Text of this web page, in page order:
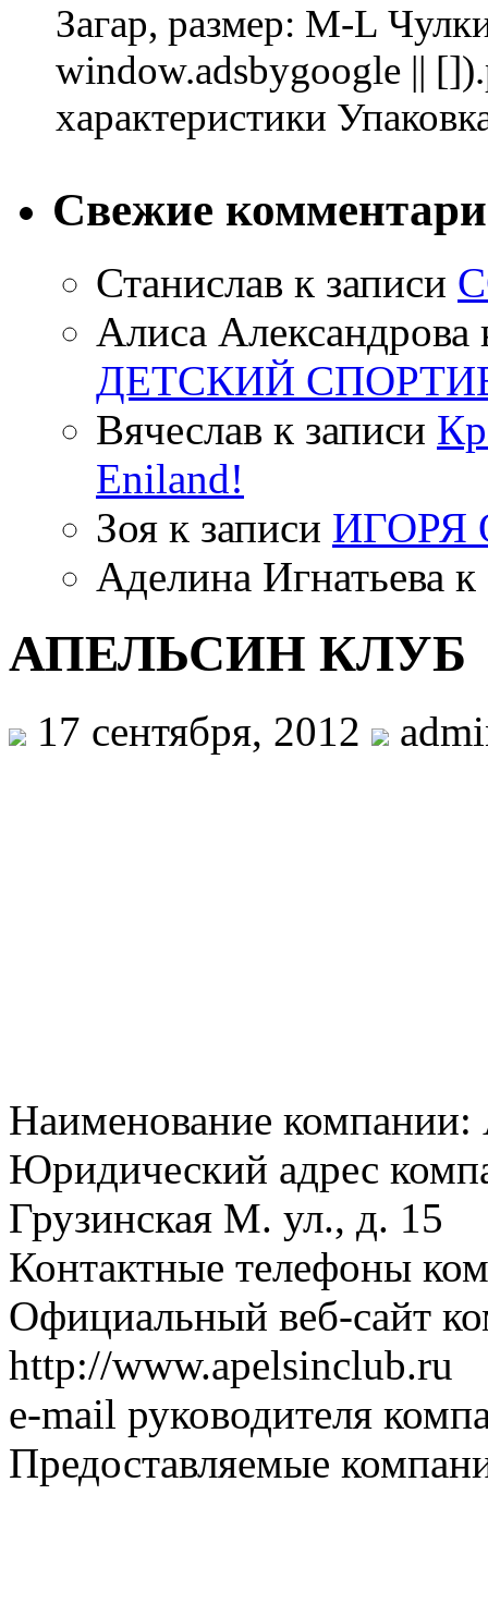
Загар, размер: M-L
window.adsbygoogle ||
характеристики
Свежие
Станислав к записи
Алиса Александрова
ДЕТСКИЙ
Вячеслав к записи
Eniland!
Зоя к записи ИГОРЯ
Аделина Игнатьева к
АПЕЛЬСИН КЛУБ
17 сентября, 2012
Наименование
Юридический адрес
Грузинская М. ул., д. 15
Контактные телефоны
Официальный веб-сайт
http://www.apelsinclub.ru
e-mail руководителя
Предоставляемые